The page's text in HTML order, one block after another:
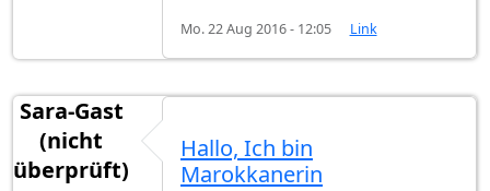
Mo. 22 Aug 2016 - 12:05 Link
Sara-Gast
(nicht
überprüft)
Hallo, Ich bin
Marokkanerin